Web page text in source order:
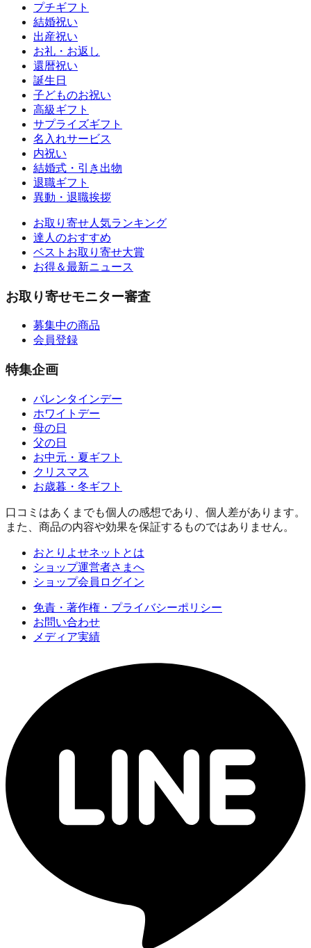
プチギフト
結婚祝い
出産祝い
お礼・お返し
還暦祝い
誕生日
子どものお祝い
高級ギフト
サプライズギフト
名入れサービス
内祝い
結婚式・引き出物
退職ギフト
異動・退職挨拶
お取り寄せ人気ランキング
達人のおすすめ
ベストお取り寄せ大賞
お得＆最新ニュース
お取り寄せモニター審査
募集中の商品
会員登録
特集企画
バレンタインデー
ホワイトデー
母の日
父の日
お中元・夏ギフト
クリスマス
お歳暮・冬ギフト
口コミはあくまでも個人の感想であり、個人差があります。
また、商品の内容や効果を保証するものではありません。
おとりよせネットとは
ショップ運営者さまへ
ショップ会員ログイン
免責・著作権・プライバシーポリシー
お問い合わせ
メディア実績